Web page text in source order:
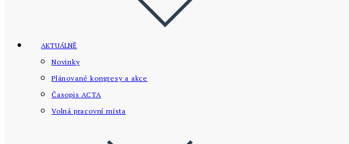
AKTUÁLNĚ
Novinky
Plánované kongresy a akce
Časopis ACTA
Volná pracovní místa